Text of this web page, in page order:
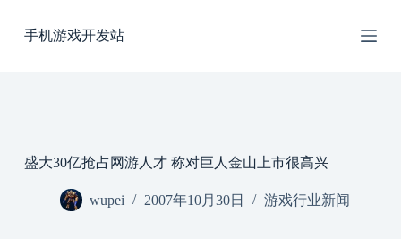
过
手机游戏开发站
盛大30亿抢占网游人才 称对巨人金山上市很高兴
wupei 2007年10月30日 游戏行业新闻